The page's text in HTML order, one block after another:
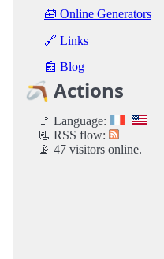
🧰 Online Generators
🔗 Links
📰 Blog
🪃 Actions
🚩 Language:
📃 RSS flow:
📡 47 visitors online.